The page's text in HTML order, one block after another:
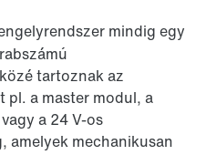
mindig egy
tartoznak az
a master modul, a
a 24 V-os
amelyek mechanikusan